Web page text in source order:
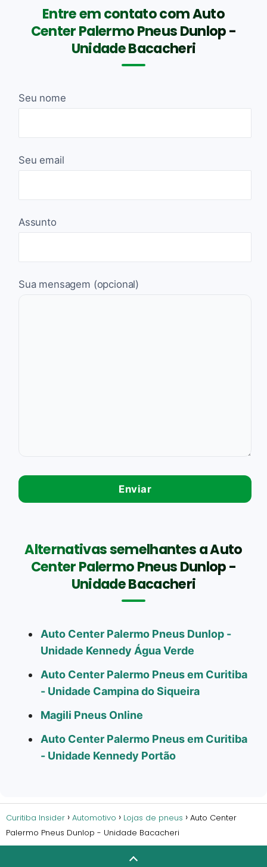
Entre em contato com Auto
Center Palermo Pneus Dunlop -
Unidade Bacacheri
Seu nome
Seu email
Assunto
Sua mensagem (opcional)
Alternativas semelhantes a Auto
Center Palermo Pneus Dunlop -
Unidade Bacacheri
Auto Center Palermo Pneus Dunlop -
Unidade Kennedy Água Verde
Auto Center Palermo Pneus em Curitiba
- Unidade Campina do Siqueira
Magili Pneus Online
Auto Center Palermo Pneus em Curitiba
- Unidade Kennedy Portão
Curitiba Insider Automotivo Lojas de pneus
Auto Center
Palermo Pneus Dunlop - Unidade Bacacheri